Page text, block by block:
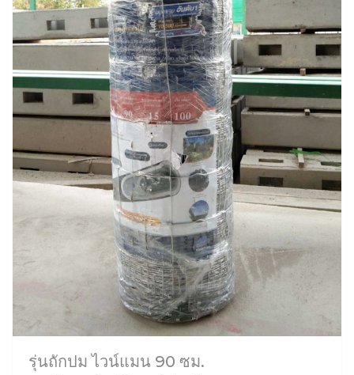
รุ่นถักปม ไวน์แมน 90 ซม.